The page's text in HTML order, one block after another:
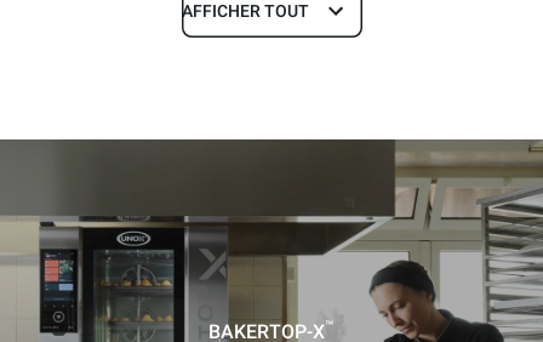
Dimensions
100 kg
Caractéristiques de la plaque
Nombre de plaques
5
Taille de la plaque
600x400
AFFICHER TOUT
BAKERTOP-X™